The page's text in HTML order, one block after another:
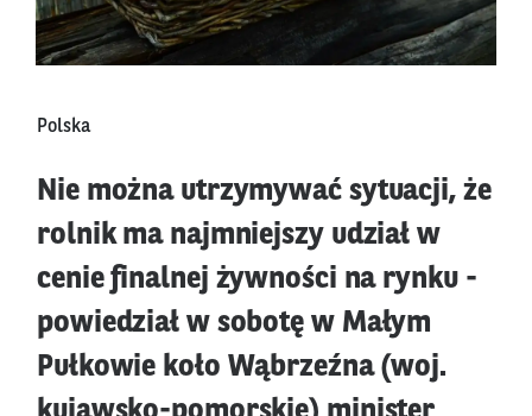
Polska
Nie można utrzymywać sytuacji, że
rolnik ma najmniejszy udział w
cenie finalnej żywności na rynku -
powiedział w sobotę w Małym
Pułkowie koło Wąbrzeźna (woj.